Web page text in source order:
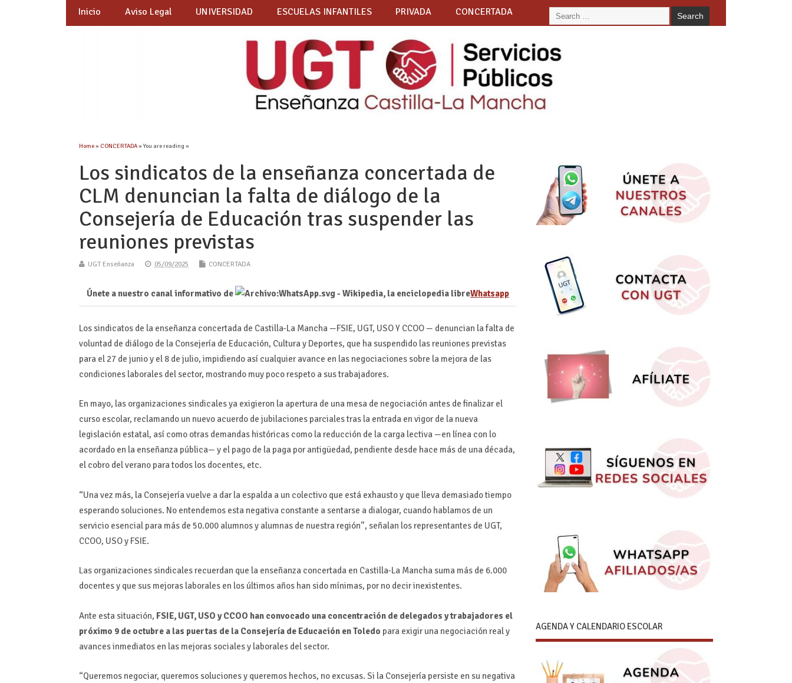
Inicio Aviso Legal UNIVERSIDAD ESCUELAS INFANTILES PRIVADA CONCERTADA
Home» CONCERTADA» You are reading »
Los sindicatos de la enseñanza concertada de
CLM denuncian la falta de diálogo de la
Consejería de Educación tras suspender las
reuniones previstas
UGT Enseñanza 05/09/2025 CONCERTADA
Únete a nuestro canal informativo de Whatsapp
Los sindicatos de la enseñanza concertada de Castilla-La Mancha —FSIE, UGT, USO Y CCOO — denuncian la falta de
voluntad de diálogo de la Consejería de Educación, Cultura y Deportes, que ha suspendido las reuniones previstas
para el 27 de junio y el 8 de julio, impidiendo así cualquier avance en las negociaciones sobre la mejora de las
condiciones laborales del sector, mostrando muy poco respeto a sus trabajadores.
En mayo, las organizaciones sindicales ya exigieron la apertura de una mesa de negociación antes de finalizar el
curso escolar, reclamando un nuevo acuerdo de jubilaciones parciales tras la entrada en vigor de la nueva
legislación estatal, así como otras demandas históricas como la reducción de la carga lectiva —en línea con lo
acordado en la enseñanza pública— y el pago de la paga por antigüedad, pendiente desde hace más de una década,
el cobro del verano para todos los docentes, etc.
“Una vez más, la Consejería vuelve a dar la espalda a un colectivo que está exhausto y que lleva demasiado tiempo
esperando soluciones. No entendemos esta negativa constante a sentarse a dialogar, cuando hablamos de un
servicio esencial para más de 50.000 alumnos y alumnas de nuestra región”, señalan los representantes de UGT,
CCOO, USO y FSIE.
Las organizaciones sindicales recuerdan que la enseñanza concertada en Castilla-La Mancha suma más de 6.000
docentes y que sus mejoras laborales en los últimos años han sido mínimas, por no decir inexistentes.
Ante esta situación, FSIE, UGT, USO y CCOO han convocado una concentración de delegados y trabajadores el
próximo 9 de octubre a las puertas de la Consejería de Educación en Toledo para exigir una negociación real y
avances inmediatos en las mejoras sociales y laborales del sector.
“Queremos negociar, queremos soluciones y queremos hechos, no excusas. Si la Consejería persiste en su negativa
AGENDA Y CALENDARIO ESCOLAR